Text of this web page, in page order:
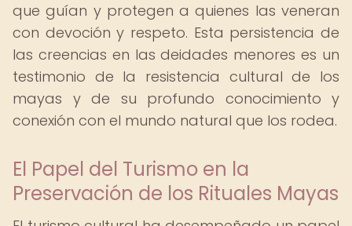
que guían y protegen a quienes las veneran
con devoción y respeto. Esta persistencia de
las creencias en las deidades menores es un
testimonio de la resistencia cultural de los
mayas y de su profundo conocimiento y
conexión con el mundo natural que los rodea.
El Papel del Turismo en la
Preservación de los Rituales Mayas